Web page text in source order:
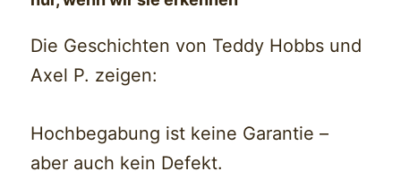
Die Geschichten von Teddy Hobbs und
Axel P. zeigen:
Hochbegabung ist keine Garantie –
aber auch kein Defekt.